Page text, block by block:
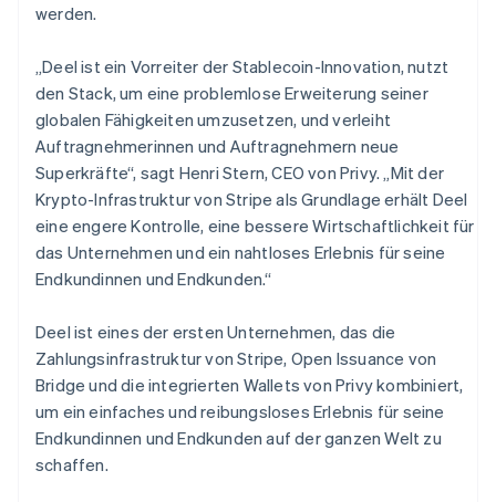
werden.
„Deel ist ein Vorreiter der Stablecoin-Innovation, nutzt
den Stack, um eine problemlose Erweiterung seiner
globalen Fähigkeiten umzusetzen, und verleiht
Auftragnehmerinnen und Auftragnehmern neue
Superkräfte“, sagt Henri Stern, CEO von Privy. „Mit der
Krypto-Infrastruktur von Stripe als Grundlage erhält Deel
eine engere Kontrolle, eine bessere Wirtschaftlichkeit für
das Unternehmen und ein nahtloses Erlebnis für seine
Endkundinnen und Endkunden.“
Deel ist eines der ersten Unternehmen, das die
Zahlungsinfrastruktur von Stripe, Open Issuance von
Bridge und die integrierten Wallets von Privy kombiniert,
um ein einfaches und reibungsloses Erlebnis für seine
Endkundinnen und Endkunden auf der ganzen Welt zu
schaffen.
Polen
Portugal
Português English
Rumänien
English
Schweden
Svenska English
Schweiz
Deutsch FrançaisItalianoEnglish
Singapur
English简体中文
Slowakei
Slowenien
EnglishItaliano
Sonderverwaltungsregion Hongkong,
China
English简体中文
Spanien
Español